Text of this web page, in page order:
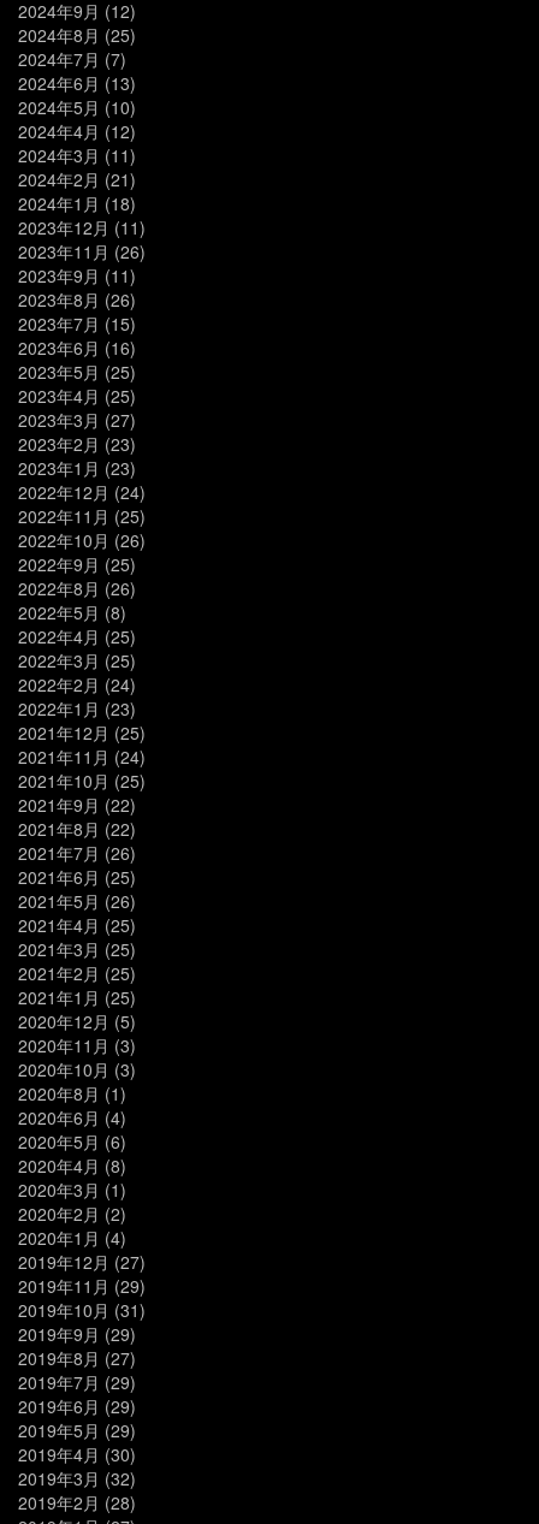
2024年9月 (12)
2024年8月 (25)
2024年7月 (7)
2024年6月 (13)
2024年5月 (10)
2024年4月 (12)
2024年3月 (11)
2024年2月 (21)
2024年1月 (18)
2023年12月 (11)
2023年11月 (26)
2023年9月 (11)
2023年8月 (26)
2023年7月 (15)
2023年6月 (16)
2023年5月 (25)
2023年4月 (25)
2023年3月 (27)
2023年2月 (23)
2023年1月 (23)
2022年12月 (24)
2022年11月 (25)
2022年10月 (26)
2022年9月 (25)
2022年8月 (26)
2022年5月 (8)
2022年4月 (25)
2022年3月 (25)
2022年2月 (24)
2022年1月 (23)
2021年12月 (25)
2021年11月 (24)
2021年10月 (25)
2021年9月 (22)
2021年8月 (22)
2021年7月 (26)
2021年6月 (25)
2021年5月 (26)
2021年4月 (25)
2021年3月 (25)
2021年2月 (25)
2021年1月 (25)
2020年12月 (5)
2020年11月 (3)
2020年10月 (3)
2020年8月 (1)
2020年6月 (4)
2020年5月 (6)
2020年4月 (8)
2020年3月 (1)
2020年2月 (2)
2020年1月 (4)
2019年12月 (27)
2019年11月 (29)
2019年10月 (31)
2019年9月 (29)
2019年8月 (27)
2019年7月 (29)
2019年6月 (29)
2019年5月 (29)
2019年4月 (30)
2019年3月 (32)
2019年2月 (28)